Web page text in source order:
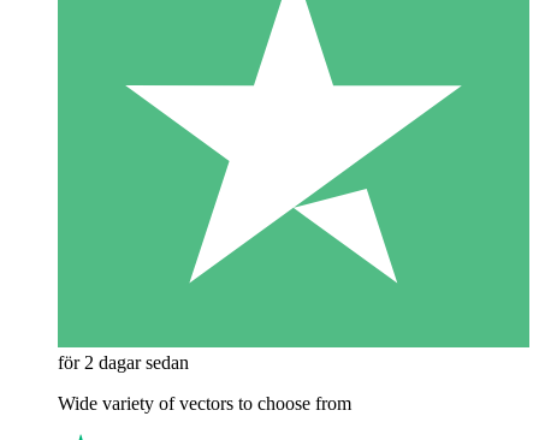
för 2 dagar sedan
Wide variety of vectors to choose from